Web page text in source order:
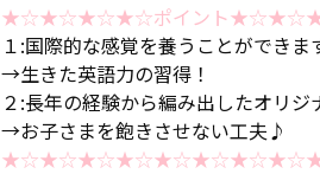
★☆★☆★☆★☆ポイント
１:国際的な感覚を養うことができま
→生きた英語力の習得！
２:長年の経験から編み出したオリジ
→お子さまを飽きさせない工夫♪